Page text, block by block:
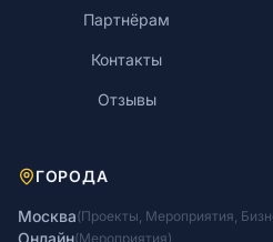
Партнёрам
Контакты
Отзывы
ГОРОДА
Москва(Проекты, Мероприятия,
Онлайн(Мероприятия)